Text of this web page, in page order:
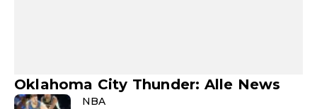
Oklahoma City Thunder: Alle News
NBA